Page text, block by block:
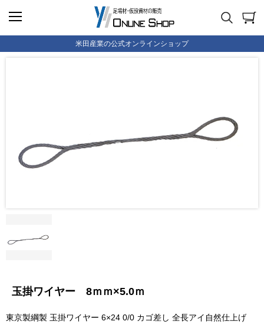
米田産業の公式オンラインショップ
玉掛ワイヤー 8ｍｍ×5.0ｍ
東京製綱製 玉掛ワイヤー 6×24 0/0 カゴ差し 全長アイ自然仕上げ